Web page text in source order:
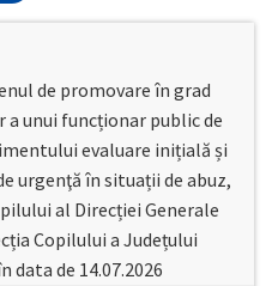
de promovare în grad
unui funcționar public de
evaluare inițială și
urgenţă în situații de abuz,
al Direcției Generale
Copilului a Județului
data de 14.07.2026